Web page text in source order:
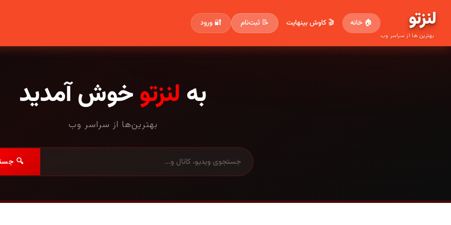
لنزتو
بهترین ها از سراسر وب
🏠 خانه 🎬 کاوش بینهایت 📝 ثبت‌نام 🔐 ورود
به لنزتوخوش آمدید
بهترین‌ها از سراسر وب
🔍